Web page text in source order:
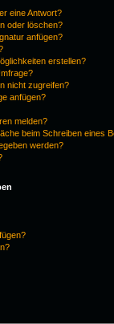
eine Antwort?
oder löschen?
anfügen?
erstellen?
nicht zugreifen?
anfügen?
melden?
beim Schreiben eines
werden?